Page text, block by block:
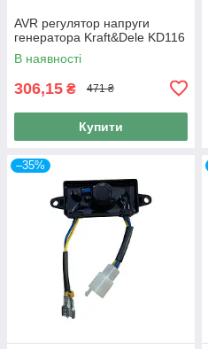
AVR регулятор напруги
генератора Kraft&Dele KD116
В наявності
306,15 ₴ 471 ₴
Купити
–35%